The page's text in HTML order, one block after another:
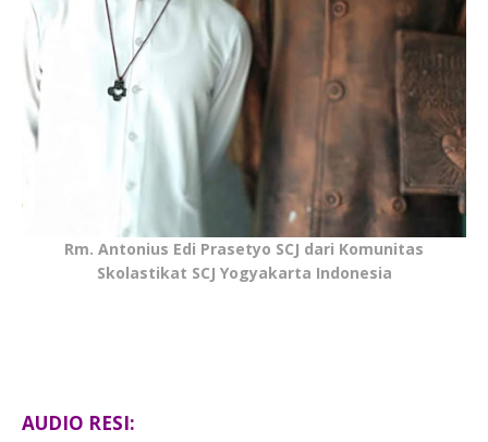
Rm. Antonius Edi Prasetyo SCJ dari Komunitas
Skolastikat SCJ Yogyakarta Indonesia
AUDIO RESI: